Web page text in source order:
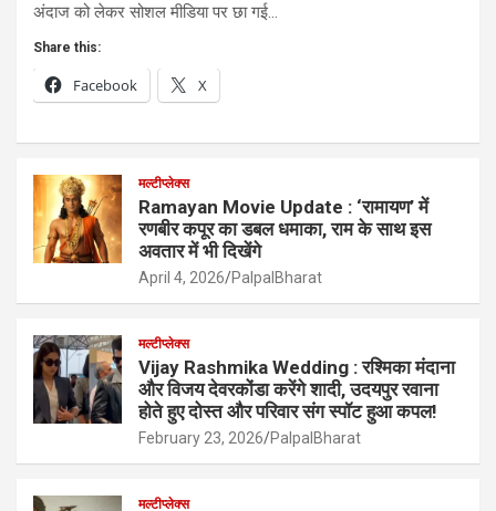
अंदाज को लेकर सोशल मीडिया पर छा गई…
Share this:
Facebook X
मल्टीप्लेक्स
Ramayan Movie Update : ‘रामायण’ में
रणबीर कपूर का डबल धमाका, राम के साथ इस
अवतार में भी दिखेंगे
April 4, 2026 PalpalBharat
मल्टीप्लेक्स
Vijay Rashmika Wedding : रश्मिका मंदाना
और विजय देवरकोंडा करेंगे शादी, उदयपुर रवाना
होते हुए दोस्त और परिवार संग स्पॉट हुआ कपल!
February 23, 2026 PalpalBharat
मल्टीप्लेक्स